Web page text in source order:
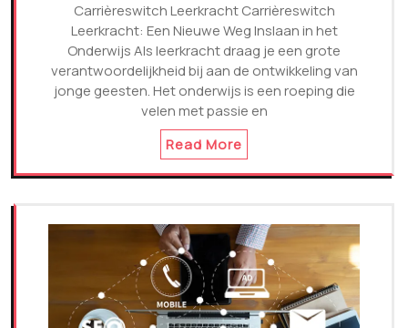
Carrièreswitch Leerkracht Carrièreswitch
Leerkracht: Een Nieuwe Weg Inslaan in het
Onderwijs Als leerkracht draag je een grote
verantwoordelijkheid bij aan de ontwikkeling van
jonge geesten. Het onderwijs is een roeping die
velen met passie en
Read More